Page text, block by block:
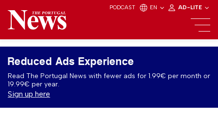
PODCAST EN AD-LITE
Reduced Ads Experience
Read The Portugal News with fewer ads for 1.99€ per month or
19.99€ per year.
Sign up here